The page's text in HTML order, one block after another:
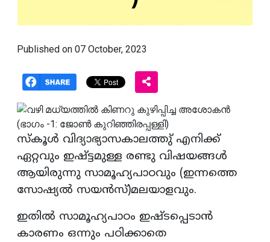
Published on 07 October, 2023
സ്‌കൂൾ വിദ്യാഭ്യാസകാലത്തു് എനിക്ക്
ഏറ്റവും ഇഷ്ട്ടമുള്ള രണ്ടു വിഷയങ്ങൾ
ആയിരുന്നു സാമൂഹ്യപാഠവും (ഇന്നത്തെ
സോഷ്യൽ സയൻസ്)മലയാളവും.
ഇതിൽ സാമൂഹ്യപാഠം ഇഷ്ടപ്പെടാൻ
കാരണം ഒന്നും പഠിക്കാതെ